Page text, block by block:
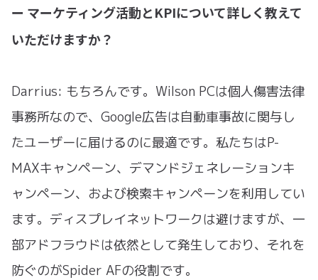
ー マーケティング活動とKPIについて詳しく教えて
いただけますか？
Darrius: もちろんです。Wilson PCは個人傷害法律
事務所なので、Google広告は自動車事故に関与し
たユーザーに届けるのに最適です。私たちはP-
MAXキャンペーン、デマンドジェネレーションキ
ャンペーン、および検索キャンペーンを利用してい
ます。ディスプレイネットワークは避けますが、一
部アドフラウドは依然として発生しており、それを
防ぐのがSpider AFの役割です。